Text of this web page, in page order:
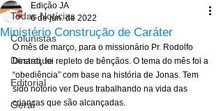
Todas Notícias
Colunistas
Destaque
Editorial
Geral
Ministério Construção de Caráter
Edição JA
6 de jun. de 2022
O mês de março, para o missionário Pr. Rodolfo
Dinardi, foi repleto de bênçãos. O tema do mês foi a
“obediência” com base na história de Jonas. Tem
sido notório ver Deus trabalhando na vida das
crianças que são alcançadas.